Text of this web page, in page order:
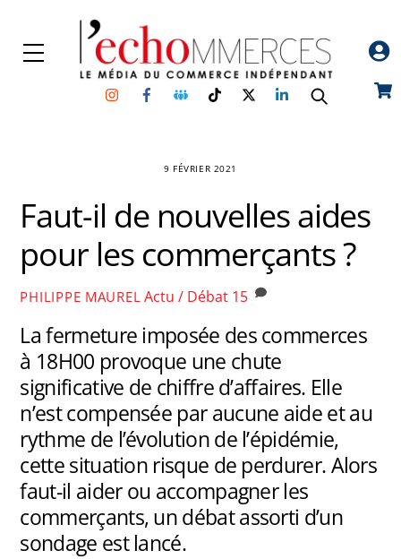
content
Menu
InstagramFacebookGroupe
Facebook
TikTokTwitterLinkedin
9 FÉVRIER 2021
Faut-il de nouvelles aides
pour les commerçants ?
PHILIPPE MAUREL Actu / Débat 15
La fermeture imposée des commerces
à 18H00 provoque une chute
significative de chiffre d’affaires. Elle
n’est compensée par aucune aide et au
rythme de l’évolution de l’épidémie,
cette situation risque de perdurer. Alors
faut-il aider ou accompagner les
commerçants, un débat assorti d’un
sondage est lancé.